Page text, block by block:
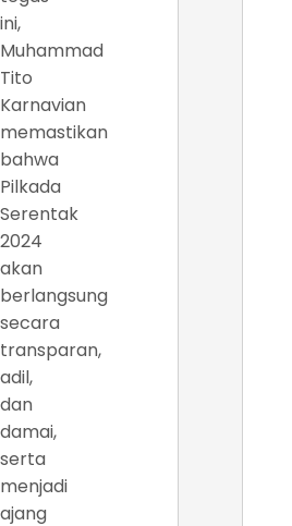
ini,
Muhammad
Tito
Karnavian
memastikan
bahwa
Pilkada
Serentak
2024
akan
berlangsung
secara
transparan,
adil,
dan
damai,
serta
menjadi
ajang